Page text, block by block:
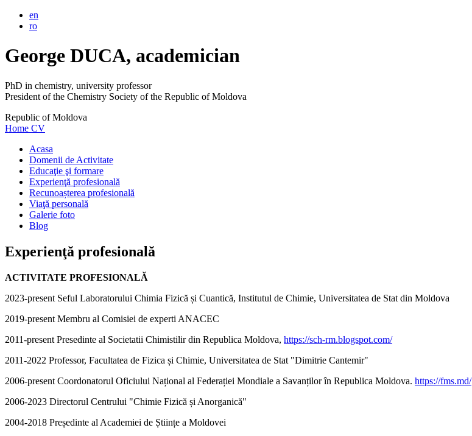
en
ro
George DUCA, academician
PhD in chemistry, university professor
President of the Chemistry Society of the Republic of Moldova
Republic of Moldova
Home CV
Acasa
Domenii de Activitate
Educaţie şi formare
Experienţă profesională
Recunoașterea profesională
Viaţă personală
Galerie foto
Blog
Experienţă profesională
ACTIVITATE PROFESIONALĂ
2023-present Seful Laboratorului Chimia Fizică și Cuantică, Institutul de Chimie, Universitatea de Stat din Moldova
2019-present Membru al Comisiei de experti ANACEC
2011-present Presedinte al Societatii Chimistilir din Republica Moldova, https://sch-rm.blogspot.com/
2011-2022 Professor, Facultatea de Fizica și Chimie, Universitatea de Stat "Dimitrie Cantemir"
2006-present Coordonatorul Oficiului Național al Federației Mondiale a Savanților în Republica Moldova. https://fms.md/
2006-2023 Directorul Centrului "Chimie Fizică și Anorganică"
2004-2018 Președinte al Academiei de Științe a Moldovei